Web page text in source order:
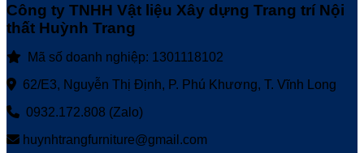
Công ty TNHH Vật liệu Xây dựng Trang trí Nội
thất Huỳnh Trang
Mã số doanh nghiệp: 1301118102
62/E3, Nguyễn Thị Định, P. Phú Khương, T. Vĩnh Long
0932.172.808 (Zalo)
huynhtrangfurniture@gmail.com